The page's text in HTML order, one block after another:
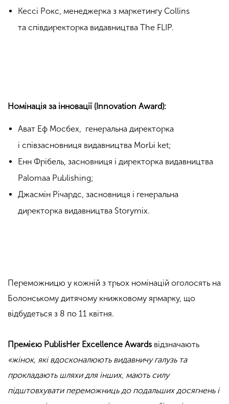
Кессі Рокс, менеджерка з маркетингу Collins
та співдиректорка видавництва The FLIP.
Номінація за інновації (Innovation Award):
Ават Еф Мосбех, генеральна директорка
і співзасновниця видавництва Morbi ket;
Енн Фрібель, засновниця і директорка видавництва
Palomaa Publishing;
Джасмін Річардс, засновниця і генеральна
директорка видавництва Storymix.
Переможницю у кожній з трьох номінацій оголосять на
Болонському дитячому книжковому ярмарку, що
відбудеться з 8 по 11 квітня.
Премією PublisHer Excellence Awards відзначають
«жінок, які вдосконалюють видавничу галузь та
прокладають шляхи для інших, мають силу
підштовхувати переможниць до подальших досягнень і